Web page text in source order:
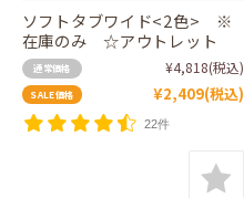
ソフトタブワイド<2色> ※
在庫のみ ☆アウトレット
通常価格 ¥4,818(税込)
SALE価格 ¥2,409(税込)
22件